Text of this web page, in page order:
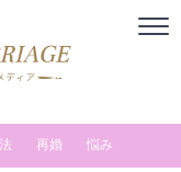
再婚 悩み